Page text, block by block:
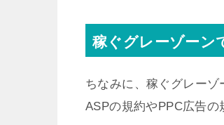
稼ぐグレーゾーン
ちなみに、稼ぐグレーゾ
ASPの規約やPPC広告の